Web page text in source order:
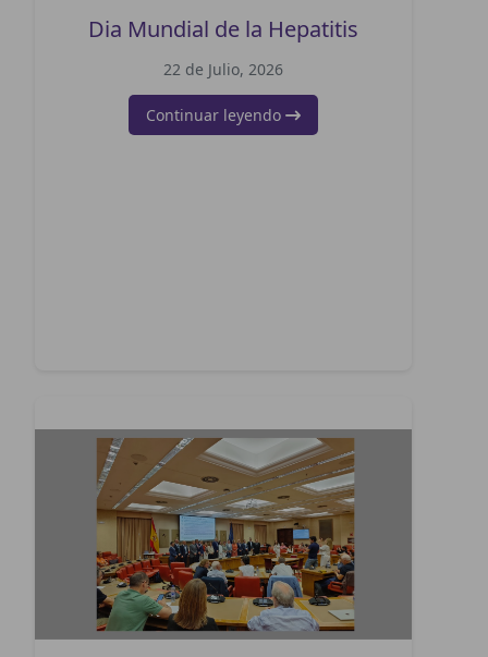
Dia Mundial de la Hepatitis
22 de Julio, 2026
Continuar leyendo